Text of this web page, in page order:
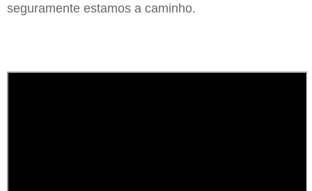
seguramente estamos a caminho.